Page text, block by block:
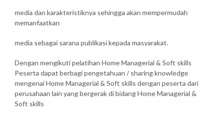
media dan karakteristiknya sehingga akan mempermudah
memanfaatkan
media sebagai sarana publikasi kepada masyarakat.
Dengan mengikuti pelatihan Home Managerial & Soft skills
Peserta dapat berbagi pengetahuan / sharing knowledge
mengenai Home Managerial & Soft skills dengan peserta dari
perusahaan lain yang bergerak di bidang Home Managerial &
Soft skills